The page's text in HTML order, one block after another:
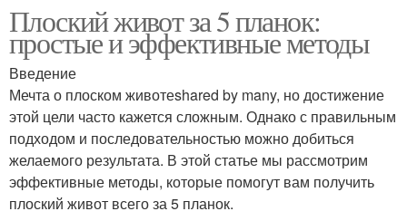
Плоский живот за 5 планок:
простые и эффективные методы
Введение
Мечта о плоском животеshared by many, но достижение
этой цели часто кажется сложным. Однако с правильным
подходом и последовательностью можно добиться
желаемого результата. В этой статье мы рассмотрим
эффективные методы, которые помогут вам получить
плоский живот всего за 5 планок.